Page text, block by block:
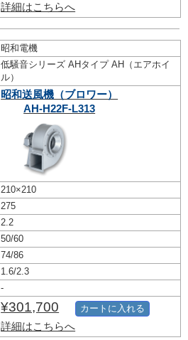
詳細はこちらへ
昭和電機
低騒音シリーズ AHタイプ AH（エアホイ
ル）
昭和送風機（ブロワー）
AH-H22F-L313
210×210
275
2.2
50/60
74/86
1.6/2.3
-
¥301,700
詳細はこちらへ
カートに入れる